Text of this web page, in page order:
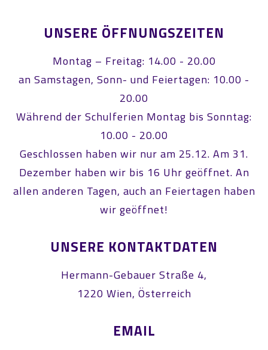
UNSERE ÖFFNUNGSZEITEN
Montag – Freitag: 14.00 - 20.00
an Samstagen, Sonn- und Feiertagen: 10.00 -
20.00
Während der Schulferien Montag bis Sonntag:
10.00 - 20.00
Geschlossen haben wir nur am 25.12. Am 31.
Dezember haben wir bis 16 Uhr geöffnet. An
allen anderen Tagen, auch an Feiertagen haben
wir geöffnet!
UNSERE KONTAKTDATEN
Hermann-Gebauer Straße 4,
1220 Wien, Österreich
EMAIL